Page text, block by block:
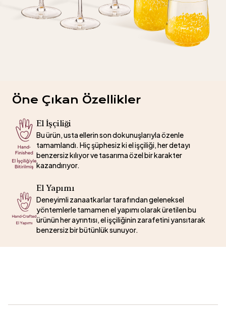
Öne Çıkan Özellikler
El İşçiliği
Bu ürün, usta ellerin son dokunuşlarıyla özenle
tamamlandı. Hiç şüphesiz ki el işçiliği, her detayı
benzersiz kılıyor ve tasarıma özel bir karakter
kazandırıyor.
El Yapımı
Deneyimli zanaatkarlar tarafından geleneksel
yöntemlerle tamamen el yapımı olarak üretilen bu
ürünün her ayrıntısı, el işçiliğinin zarafetini yansıtarak
benzersiz bir bütünlük sunuyor.